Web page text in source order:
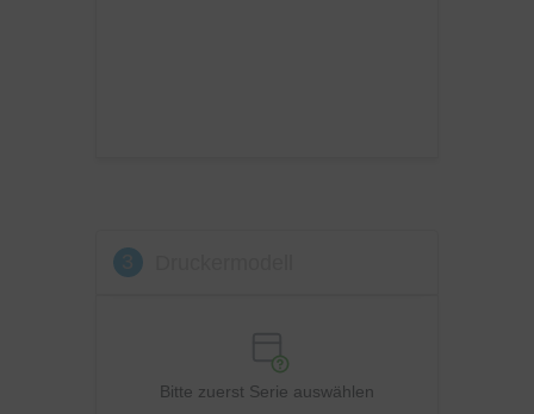
Bitte zuerst Serie auswählen